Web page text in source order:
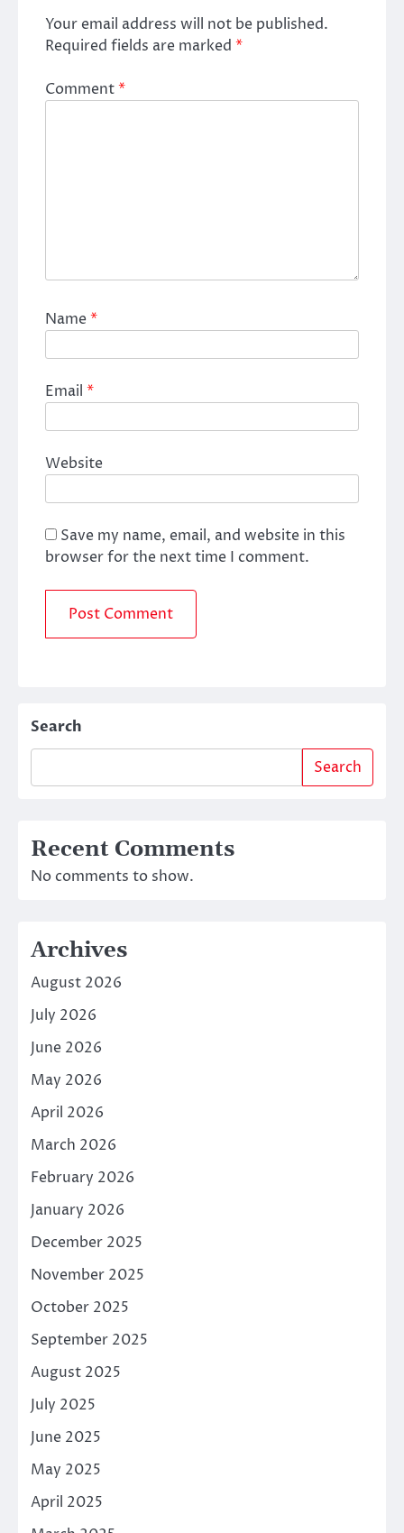
Your email address will not be published.
Required fields are marked *
Comment*
Name*
Email *
Website
Save my name, email, and website in this
browser for the next time I comment.
Search
Search
Recent Comments
No comments to show.
Archives
August 2026
July 2026
June 2026
May 2026
April 2026
March 2026
February 2026
January 2026
December 2025
November 2025
October 2025
September 2025
August 2025
July 2025
June 2025
May 2025
April 2025